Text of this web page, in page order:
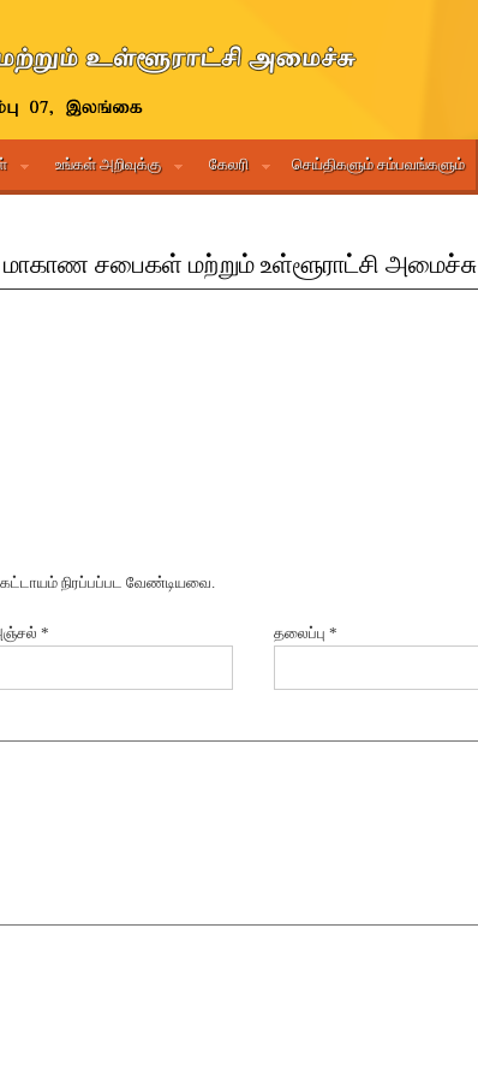
உங்கள் அறிவுக்கு கேலரி செய்திகளும் சம்பவங்களும்
சபை௧ள் மற்றும் உள்ளூராட்சி அமைச்சு
நிரப்பப்பட வேண்டியவை.
* தலைப்பு *